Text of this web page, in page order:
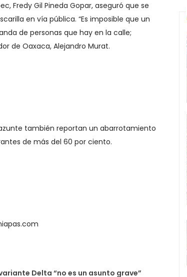
Fredy Gil Pineda Gopar, aseguró que se
en vía pública. “Es imposible que un
de personas que hay en la calle;
de Oaxaca, Alejandro Murat.
también reportan un abarrotamiento
de más del 60 por ciento.
Delta “no es un asunto grave”